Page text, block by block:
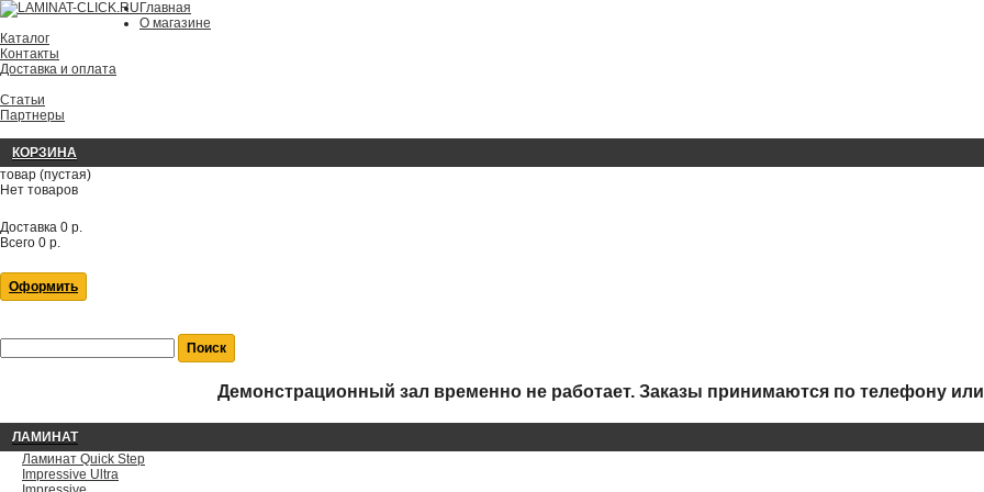
Главная
О магазине
Каталог
Контакты
Доставка и оплата
Статьи
Партнеры
КОРЗИНА
товар (пустая)
Нет товаров
Доставка 0 р.
Всего 0 р.
Оформить
Демонстрационный зал временно не работает. Заказы принимаются по телефону или
ЛАМИНАТ
Ламинат Quick Step
Impressive Ultra